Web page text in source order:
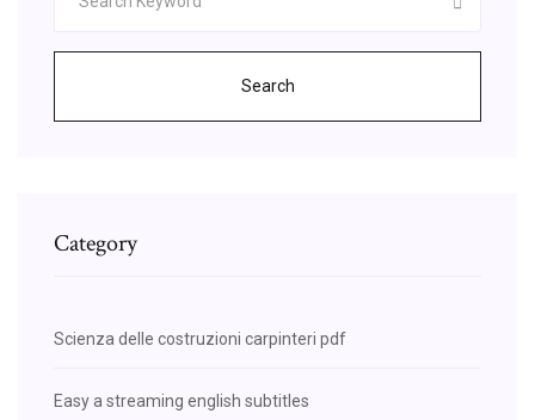
Search
Category
Scienza delle costruzioni carpinteri pdf
Easy a streaming english subtitles